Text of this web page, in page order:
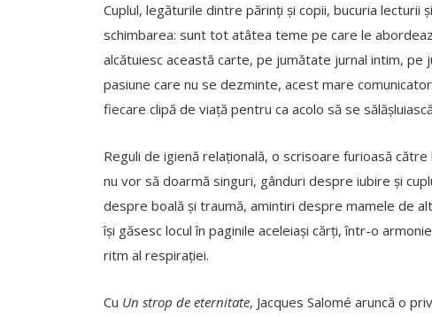
Cuplul, legăturile dintre părinți și copii, bucuria lecturii
schimbarea: sunt tot atâtea teme pe care le
alcătuiesc această carte, pe jumătate jurnal intim,
pasiune care nu se dezminte, acest mare
fiecare clipă de viață pentru ca acolo să se
Reguli de igienă relațională, o scrisoare furioasă
nu vor să doarmă singuri, gânduri despre iubire și
despre boală și traumă, amintiri despre mamele de
își găsesc locul în paginile aceleiași cărți, într-o
ritm al respirației.
Cu Un strop de eternitate, Jacques Salomé aruncă o